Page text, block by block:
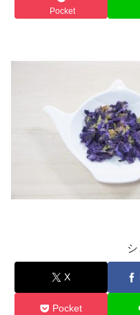
Pocket
X
Pocket